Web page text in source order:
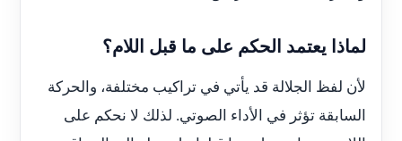
لماذا يعتمد الحكم على ما قبل اللام؟
لأن لفظ الجلالة قد يأتي في تراكيب مختلفة، والحركة
السابقة تؤثر في الأداء الصوتي. لذلك لا نحكم على